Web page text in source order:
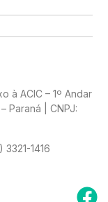
à ACIC – 1º Andar
Paraná | CNPJ:
1416